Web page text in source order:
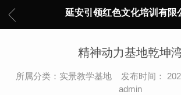
延安引领红色文化培训有限
精神动力基地乾坤
所属分类：实景教学基地 发布时间：
admin